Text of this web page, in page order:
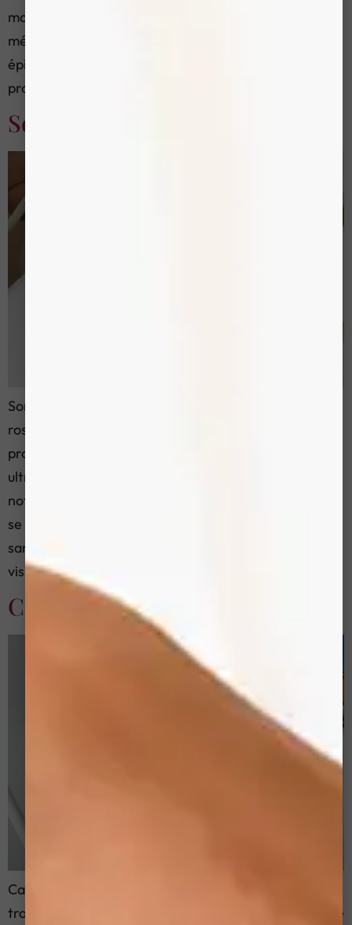
marqués sur cette zone gênent au quotidien. Les
méthodes d’épilation temporaires — cire, pinces à
épiler, crème dépilatoire — ne font que reculer le
problème. L’épilation électrique de la […]
Sonophorèse
Sonophorèse: Le traitement par ultrasons pour la
rosacée et la couperose La Sonophorèse est une
procédure cosmétique qui utilise des ondes
ultrasonores pour améliorer l’état de la peau,
notamment dans les cas de couperose. Ce problème
se caractérise par l’élargissement des vaisseaux
sanguins, entraînant des rougeurs et des vaisseaux
visibles sur le visage. La Sonophorèse […]
Carboxythérapie
Carboxythérapie: La procédure innovante pour le
traitement de la sécheresse et de la desquamation de